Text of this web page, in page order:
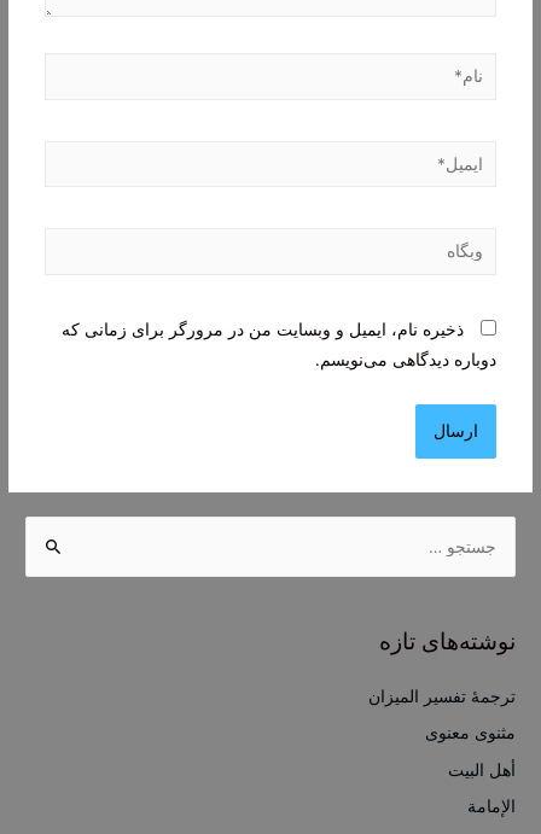
نام*
ایمیل*
وبگاه
ذخیره نام، ایمیل و وبسایت من در مرورگر برای زمانی که
دوباره دیدگاهی می‌نویسم.
ب
ا
نوشته‌های تازه
ترجمۀ تفسیر المیزان
مثنوی معنوی
أهل البيت
الإمامة